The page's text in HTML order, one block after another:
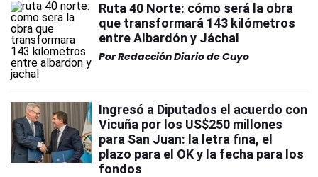
Ruta 40 Norte: cómo será la obra
que transformará 143 kilómetros
entre Albardón y Jáchal
PorRedacción Diario de Cuyo
Ingresó a Diputados el acuerdo con
Vicuña por los US$250 millones
para San Juan: la letra fina, el
plazo para el OK y la fecha para los
fondos